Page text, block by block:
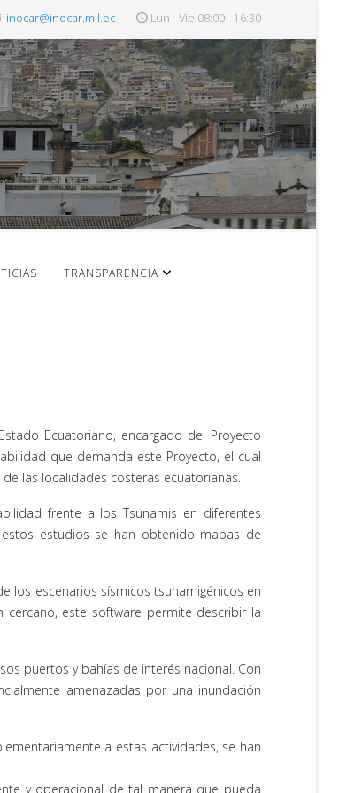
inocar@inocar.mil.ec Lun - Vie 08:00 - 16:30
TRANSPARENCIA
Ecuatoriano, encargado del Proyecto
que demanda este Proyecto, el cual
las localidades costeras ecuatorianas.
frente a los Tsunamis en diferentes
estudios se han obtenido mapas de
los escenarios sísmicos tsunamigénicos en
este software permite describir la
puertos y bahías de interés nacional. Con
amenazadas por una inundación
a estas actividades, se han
y operacional de tal manera que pueda